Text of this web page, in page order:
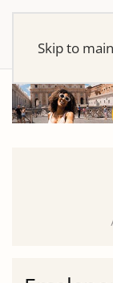
Skip to